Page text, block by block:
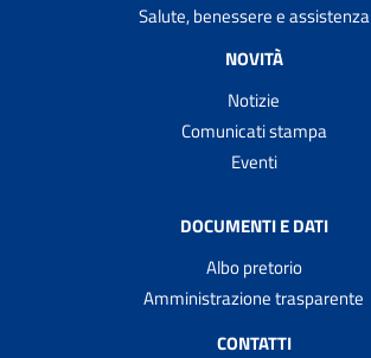
Salute, benessere e assistenza
NOVITÀ
Notizie
Comunicati stampa
Eventi
DOCUMENTI E DATI
Albo pretorio
Amministrazione trasparente
CONTATTI